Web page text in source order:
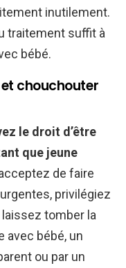
inutilement.
traitement suffit à
bébé.
et chouchouter
le droit d’être
que jeune
de faire
privilégiez
tomber la
avec bébé, un
ou par un